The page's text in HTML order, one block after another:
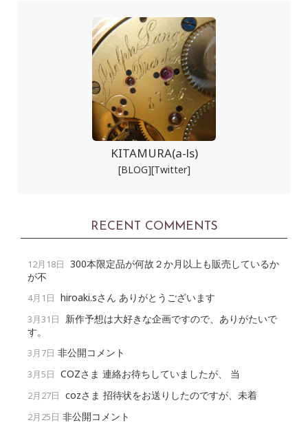
KITAMURA(a-ls)
[BLOG][Twitter]
RECENT COMMENTS
12月18日 300本限定品が何故２か月以上も販売しているか
が不
4月1日 hiroaki.sさん ありがとうございます
3月31日
新作予想は大好きな企画ですので、ありがたいで
す。
3月7日 非公開コメント
3月5日 COZさま 連絡お待ちしていましたが、 当
2月27日 cozさま 招待状をお送りしたのですが、未着
2月25日 非公開コメント